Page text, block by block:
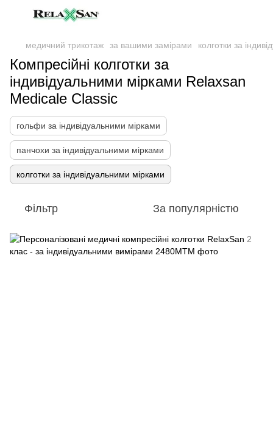
медичний трикотаж за вашими замірами колготки за
Компресійні колготки за
індивідуальними мірками Relaxsan
Medicale Classic
гольфи за індивідуальними мірками
панчохи за індивідуальними мірками
колготки за індивідуальними мірками
Фільтр За популярністю